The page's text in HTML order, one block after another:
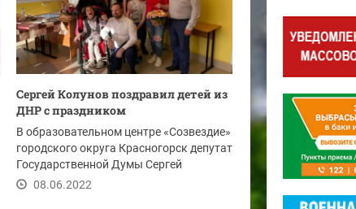
Сергей Колунов поздравил детей из
ДНР с праздником
В образовательном центре «Созвездие»
городского округа Красногорск депутат
Государственной Думы Сергей
Колунов...
08.06.2022